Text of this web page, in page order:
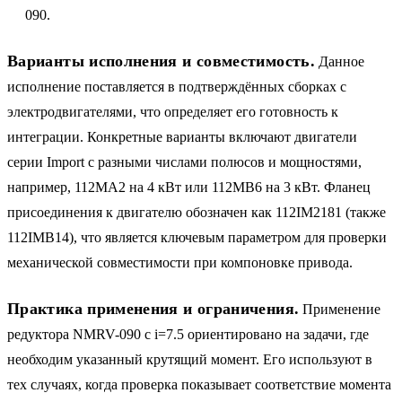
090.
Варианты исполнения и совместимость. Данное
исполнение поставляется в подтверждённых сборках с
электродвигателями, что определяет его готовность к
интеграции. Конкретные варианты включают двигатели
серии Import с разными числами полюсов и мощностями,
например, 112MA2 на 4 кВт или 112MB6 на 3 кВт. Фланец
присоединения к двигателю обозначен как 112IM2181 (также
112IMB14), что является ключевым параметром для проверки
механической совместимости при компоновке привода.
Практика применения и ограничения. Применение
редуктора NMRV-090 с i=7.5 ориентировано на задачи, где
необходим указанный крутящий момент. Его используют в
тех случаях, когда проверка показывает соответствие момента